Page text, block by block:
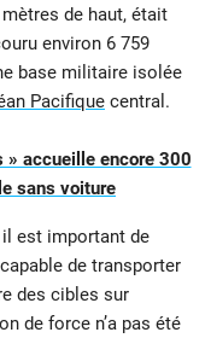
de haut, était
environ 6 759
base militaire isolée
Pacifique central.
» accueille encore 300
sans voiture
il est important de
de transporter
des cibles sur
de force n’a pas été